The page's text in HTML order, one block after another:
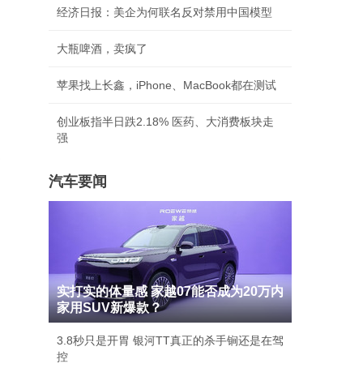
经济日报：美企为何联名反对禁用中国模型
大瓶啤酒，卖疯了
苹果找上长鑫，iPhone、MacBook都在测试
创业板指半日跌2.18% 医药、大消费板块走
强
汽车要闻
实打实的体量感 家越07能否成为20万内
家用SUV新爆款？
3.8秒只是开胃 银河TT真正的杀手锏还是在驾
控